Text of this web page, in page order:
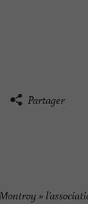
Partager
»